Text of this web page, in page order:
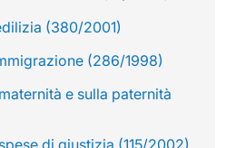
(380/2001)
(286/1998)
e sulla paternità
di giustizia (115/2002)